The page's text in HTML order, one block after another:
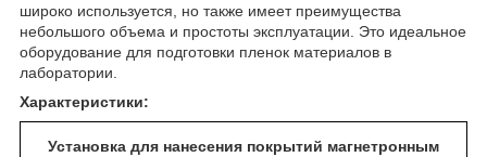
широко используется, но также имеет преимущества
небольшого объема и простоты эксплуатации. Это идеальное
оборудование для подготовки пленок материалов в
лаборатории.
Характеристики:
Установка для нанесения покрытий магнетронным